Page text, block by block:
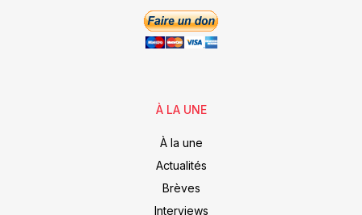
À LA UNE
À la une
Actualités
Brèves
Interviews